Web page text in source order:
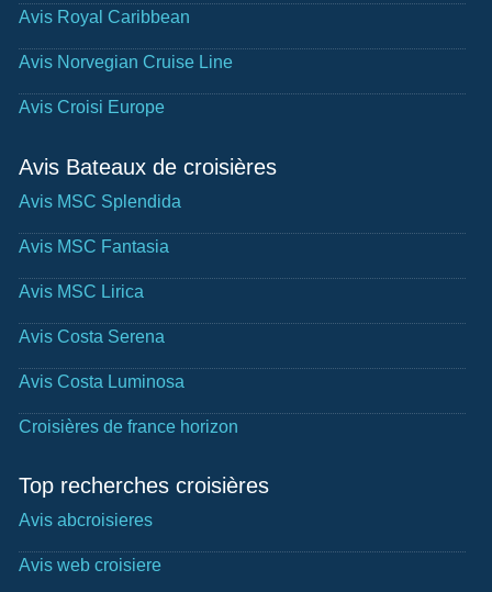
Avis Royal Caribbean
Avis Norvegian Cruise Line
Avis Croisi Europe
Avis Bateaux de croisières
Avis MSC Splendida
Avis MSC Fantasia
Avis MSC Lirica
Avis Costa Serena
Avis Costa Luminosa
Croisières de france horizon
Top recherches croisières
Avis abcroisieres
Avis web croisiere